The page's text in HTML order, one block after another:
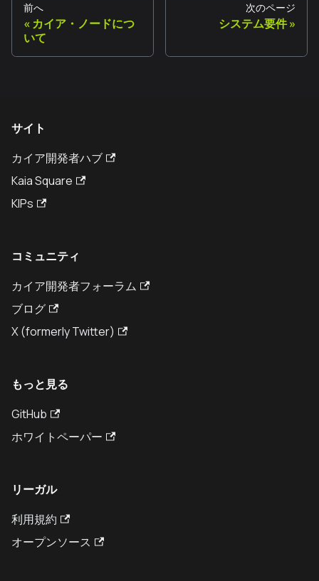
前へ
カイア・ノードにつ
いて
次のページ
システム要件
サイト
カイア開発者ハブ
Kaia Square
KIPs
コミュニティ
カイア開発者フォーラム
ブログ
X (formerly Twitter)
もっと見る
GitHub
ホワイトペーパー
リーガル
利用規約
オープンソース